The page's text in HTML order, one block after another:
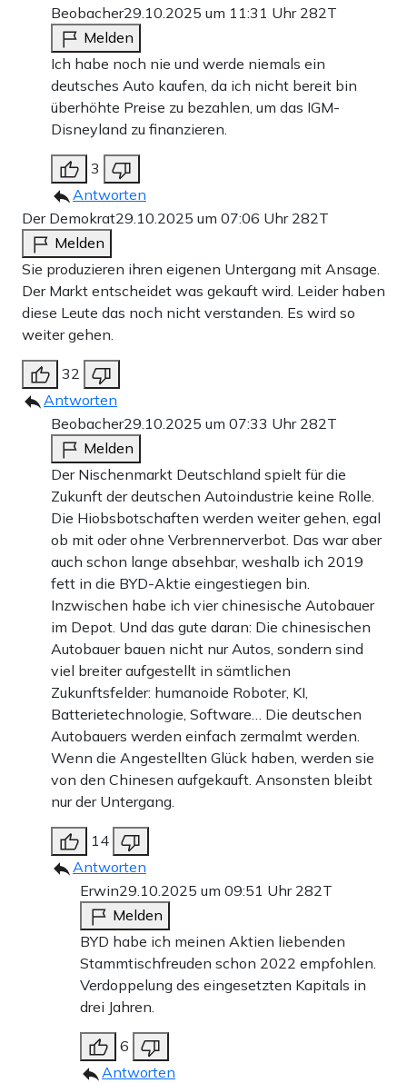
Beobacher29.10.2025 um 11:31 Uhr 282T
Melden
Ich habe noch nie und werde niemals ein
deutsches Auto kaufen, da ich nicht bereit bin
überhöhte Preise zu bezahlen, um das IGM-
Disneyland zu finanzieren.
3
Antworten
Der Demokrat29.10.2025 um 07:06 Uhr 282T
Melden
Sie produzieren ihren eigenen Untergang mit Ansage.
Der Markt entscheidet was gekauft wird. Leider haben
diese Leute das noch nicht verstanden. Es wird so
weiter gehen.
32
Antworten
Beobacher29.10.2025 um 07:33 Uhr 282T
Melden
Der Nischenmarkt Deutschland spielt für die
Zukunft der deutschen Autoindustrie keine Rolle.
Die Hiobsbotschaften werden weiter gehen, egal
ob mit oder ohne Verbrennerverbot. Das war aber
auch schon lange absehbar, weshalb ich 2019
fett in die BYD-Aktie eingestiegen bin.
Inzwischen habe ich vier chinesische Autobauer
im Depot. Und das gute daran: Die chinesischen
Autobauer bauen nicht nur Autos, sondern sind
viel breiter aufgestellt in sämtlichen
Zukunftsfelder: humanoide Roboter, KI,
Batterietechnologie, Software… Die deutschen
Autobauers werden einfach zermalmt werden.
Wenn die Angestellten Glück haben, werden sie
von den Chinesen aufgekauft. Ansonsten bleibt
nur der Untergang.
14
Antworten
Erwin29.10.2025 um 09:51 Uhr 282T
Melden
BYD habe ich meinen Aktien liebenden
Stammtischfreuden schon 2022 empfohlen.
Verdoppelung des eingesetzten Kapitals in
drei Jahren.
6
Antworten